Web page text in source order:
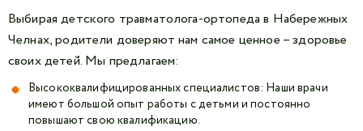
Выбирая детского травматолога-ортопеда в Набережных
Челнах, родители доверяют нам самое ценное – здоровье
своих детей. Мы предлагаем:
Высококвалифицированных специалистов: Наши врачи
имеют большой опыт работы с детьми и постоянно
повышают свою квалификацию.